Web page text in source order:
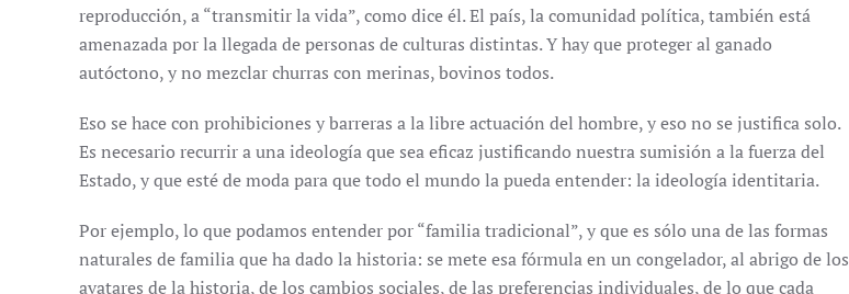
reproducción, a “transmitir la vida”, como dice él. El país, la comunidad política, también está
amenazada por la llegada de personas de culturas distintas. Y hay que proteger al ganado
autóctono, y no mezclar churras con merinas, bovinos todos.
Eso se hace con prohibiciones y barreras a la libre actuación del hombre, y eso no se justifica solo.
Es necesario recurrir a una ideología que sea eficaz justificando nuestra sumisión a la fuerza del
Estado, y que esté de moda para que todo el mundo la pueda entender: la ideología identitaria.
Por ejemplo, lo que podamos entender por “familia tradicional”, y que es sólo una de las formas
naturales de familia que ha dado la historia: se mete esa fórmula en un congelador, al abrigo de los
avatares de la historia, de los cambios sociales, de las preferencias individuales, de lo que cada